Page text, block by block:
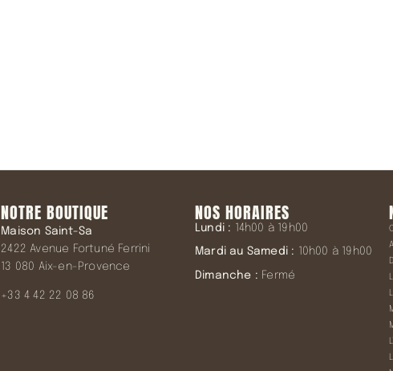
NOTRE BOUTIQUE
Maison Saint-Sa
2422 Avenue Fortuné Ferrini
13 080 Aix-en-Provence
+33 4 42 22 08 86
NOS HORAIRES
Lundi : 14h00 à 19h00
Mardi au Samedi : 10h00 à 19h00
Dimanche : Fermé